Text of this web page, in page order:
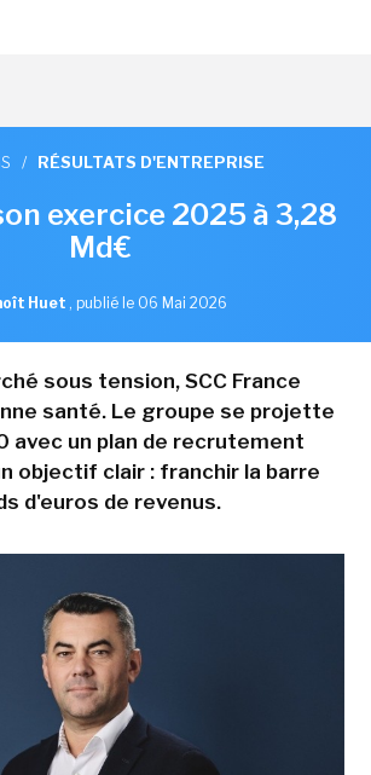
/ RÉSULTATS D'ENTREPRISE
exercice 2025 à 3,28
Md€
Huet , publié le 06 Mai 2026
sous tension, SCC France
santé. Le groupe se projette
avec un plan de recrutement
objectif clair : franchir la barre
d'euros de revenus.